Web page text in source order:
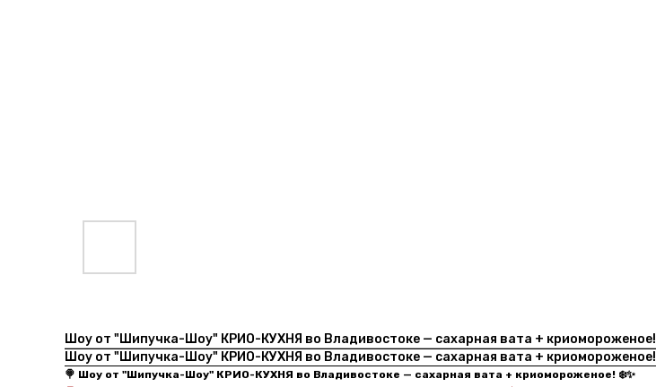
Шоу от "Шипучка-Шоу" КРИО-КУХНЯ во Владивостоке — сахарная вата + криомороженое!
Шоу от "Шипучка-Шоу" КРИО-КУХНЯ во Владивостоке — сахарная вата + криомороженое!
🍭 Шоу от "Шипучка-Шоу" КРИО-КУХНЯ во Владивостоке — сахарная вата + криомороженое! ❄️✨